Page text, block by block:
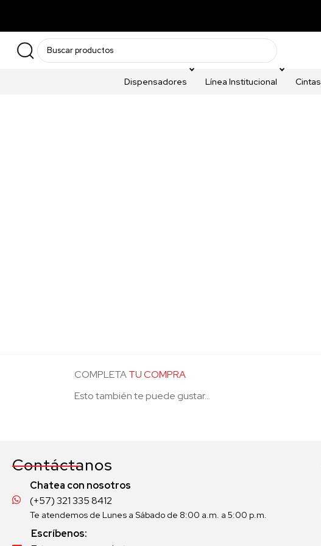
Dispensadores Línea Institucional Cintas
COMPLETATU COMPRA
Esto también te puede gustar...
Contáctanos
Chatea con nosotros
(+57) 321 335 8412
Te atendemos de Lunes a Sábado de 8:00 a.m. a 5:00 p.m.
Escríbenos: